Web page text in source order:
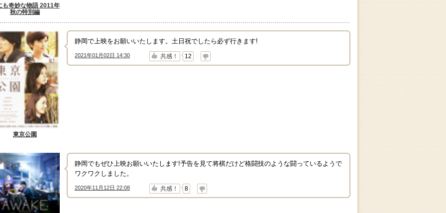
も奇妙な物語 2011年
秋の特別編
東京公園
静岡で上映をお願いいたします。土日祝でしたら必ず行きます!
2021年01月02日 14:30
↑ 共感！ 12
↓
静岡でもぜひ上映お願いいたします!予告を見て将棋だけど格闘技のような闘っているようで
ワクワクしました。
2020年11月12日 22:08
↑ 共感！ 8
↓